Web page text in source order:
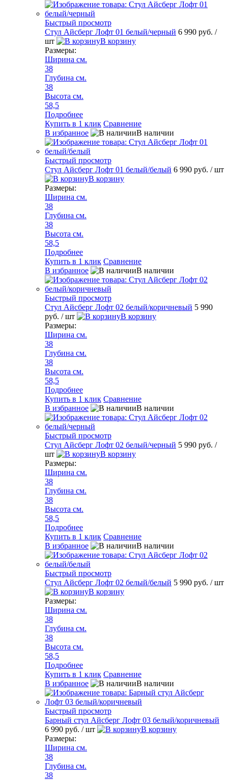
Быстрый просмотр
Стул Айсберг Лофт 01 белый/черный 6 990 руб. /
шт
В корзину
Размеры:
Ширина см.
38
Глубина см.
38
Высота см.
58,5
Подробнее
Купить в 1 клик Сравнение
В избранное
В наличии
Быстрый просмотр
Стул Айсберг Лофт 01 белый/белый 6 990 руб. / шт
В корзину
Размеры:
Ширина см.
38
Глубина см.
38
Высота см.
58,5
Подробнее
Купить в 1 клик Сравнение
В избранное
В наличии
Быстрый просмотр
Стул Айсберг Лофт 02 белый/коричневый 5 990
руб. / шт
В корзину
Размеры:
Ширина см.
38
Глубина см.
38
Высота см.
58,5
Подробнее
Купить в 1 клик Сравнение
В избранное
В наличии
Быстрый просмотр
Стул Айсберг Лофт 02 белый/черный 5 990 руб. /
шт
В корзину
Размеры:
Ширина см.
38
Глубина см.
38
Высота см.
58,5
Подробнее
Купить в 1 клик Сравнение
В избранное
В наличии
Быстрый просмотр
Стул Айсберг Лофт 02 белый/белый 5 990 руб. / шт
В корзину
Размеры:
Ширина см.
38
Глубина см.
38
Высота см.
58,5
Подробнее
Купить в 1 клик Сравнение
В избранное
В наличии
Быстрый просмотр
Барный стул Айсберг Лофт 03 белый/коричневый
6 990 руб. / шт
В корзину
Размеры:
Ширина см.
38
Глубина см.
38